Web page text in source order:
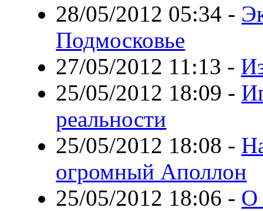
28/05/2012 05:34 -
Подмосковье
27/05/2012 11:13 -
25/05/2012 18:09 -
реальности
25/05/2012 18:08 -
огромный Аполлон
25/05/2012 18:06 - О